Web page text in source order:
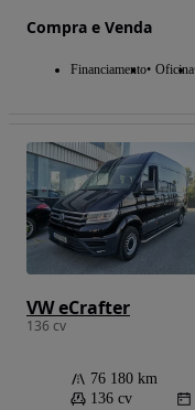
Compra e Venda
Financiamento Oficina
VW eCrafter
136 cv
76 180 km
136 cv